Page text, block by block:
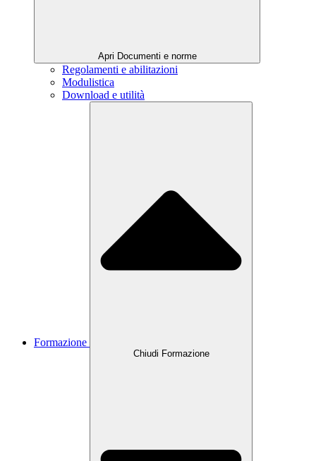
Apri Documenti e norme
Regolamenti e abilitazioni
Modulistica
Download e utilità
Formazione
Chiudi Formazione